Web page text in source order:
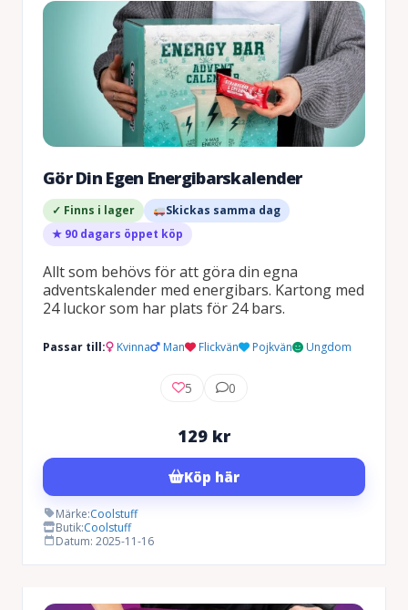
Gör Din Egen Energibarskalender
✓ Finns i lager
Skickas samma dag
★ 90 dagars öppet köp
Allt som behövs för att göra din egna
adventskalender med energibars. Kartong med
24 luckor som har plats för 24 bars.
Passar till: Kvinna Man Flickvän Pojkvän Ungdom
5 0
129 kr
Köp här
Märke:Coolstuff
Butik:Coolstuff
Datum: 2025-11-16